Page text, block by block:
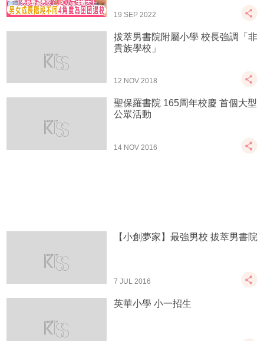
19 SEP 2022
拔萃男書院附屬小學 校長強調「非
貴族學校」
12 NOV 2018
聖保羅書院 165周年校慶 首個大型
公眾活動
14 NOV 2016
【小創夢家】最強男校 拔萃男書院
7 JUL 2016
英華小學 小一招生